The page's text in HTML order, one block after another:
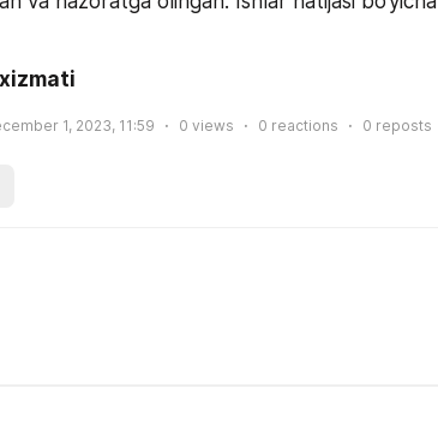
1, 2023, 11:59 0 views 0 reactions 0 reposts